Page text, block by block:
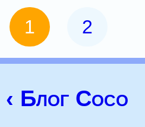
1 2
‹ Блог Coco